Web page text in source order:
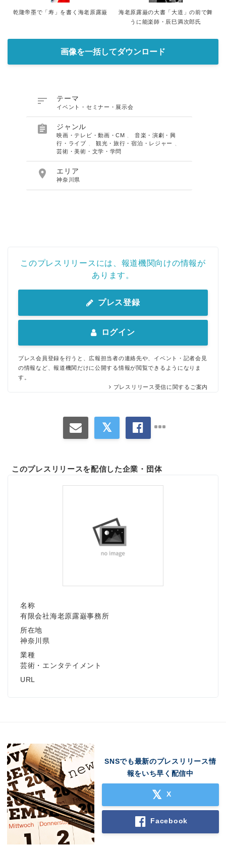
乾隆帝墨で「寿」を書く海老原露巌
海老原露巌の大書「大道」の前で舞
うに能楽師・辰巳満次郎氏
画像を一括してダウンロード
 テーマ
イベント・セミナー・展示会
 ジャンル
映画・テレビ・動画・CM 、 音楽・演劇・興
行・ライブ 、 観光・旅行・宿泊・レジャー 、
芸術・美術・文学・学問
 エリア
神奈川県
このプレスリリースには、報道機関向けの情報が
あります。
プレス登録
ログイン
プレス会員登録を行うと、広報担当者の連絡先や、イベント・記者会見
の情報など、報道機関だけに公開する情報が閲覧できるようになりま
す。
プレスリリース受信に関するご案内
このプレスリリースを配信した企業・団体
名称
有限会社海老原露巌事務所
所在地
神奈川県
業種
芸術・エンタテイメント
URL
SNSでも最新のプレスリリース情
報をいち早く配信中
X
Facebook